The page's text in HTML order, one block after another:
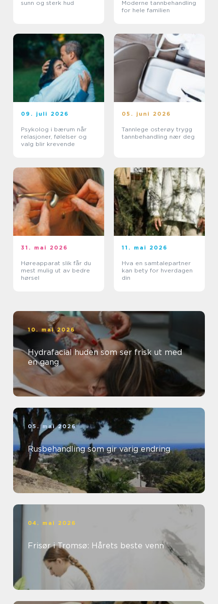
sunn og sterk hud
Moderne tannbehandling
for hele familien
09. juli 2026
Psykolog i bærum når
relasjoner, følelser og
valg blir krevende
05. juni 2026
Tannlege osterøy trygg
tannbehandling nær deg
31. mai 2026
Høreapparat slik får du
mest mulig ut av bedre
hørsel
11. mai 2026
Hva en samtalepartner
kan bety for hverdagen
din
10. mai 2026
Hydrafacial huden som ser frisk ut med
en gang
05. mai 2026
Rusbehandling som gir varig endring
04. mai 2026
Frisør i Tromsø: Hårets beste venn